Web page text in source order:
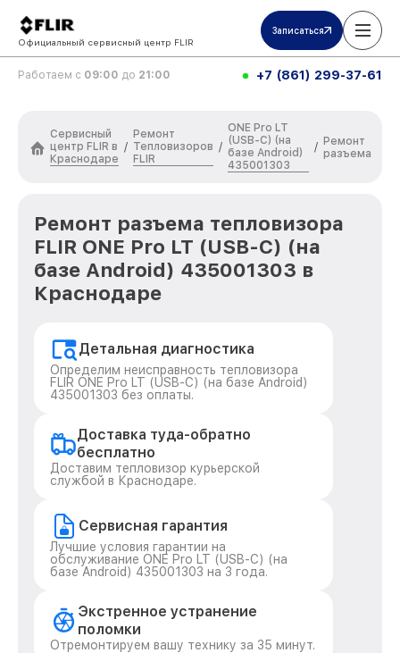
Официальный сервисный центр FLIR
Записаться
Работаем с 09:00 до 21:00 +7 (861) 299-37-61
Сервисный
центр FLIR в
Краснодаре
/
Ремонт
Тепловизоров
FLIR
/
ONE Pro LT
(USB-C) (на
базе Android)
435001303
/ Ремонт
разъема
Ремонт разъема тепловизора
FLIR ONE Pro LT (USB-C) (на
базе Android) 435001303 в
Краснодаре
Детальная диагностика
Определим неисправность тепловизора
FLIR ONE Pro LT (USB-C) (на базе Android)
435001303 без оплаты.
Доставка туда-обратно
бесплатно
Доставим тепловизор курьерской
службой в Краснодаре.
Сервисная гарантия
Лучшие условия гарантии на
обслуживание ONE Pro LT (USB-C) (на
базе Android) 435001303 на 3 года.
Экстренное устранение
поломки
Отремонтируем вашу технику за 35 минут.